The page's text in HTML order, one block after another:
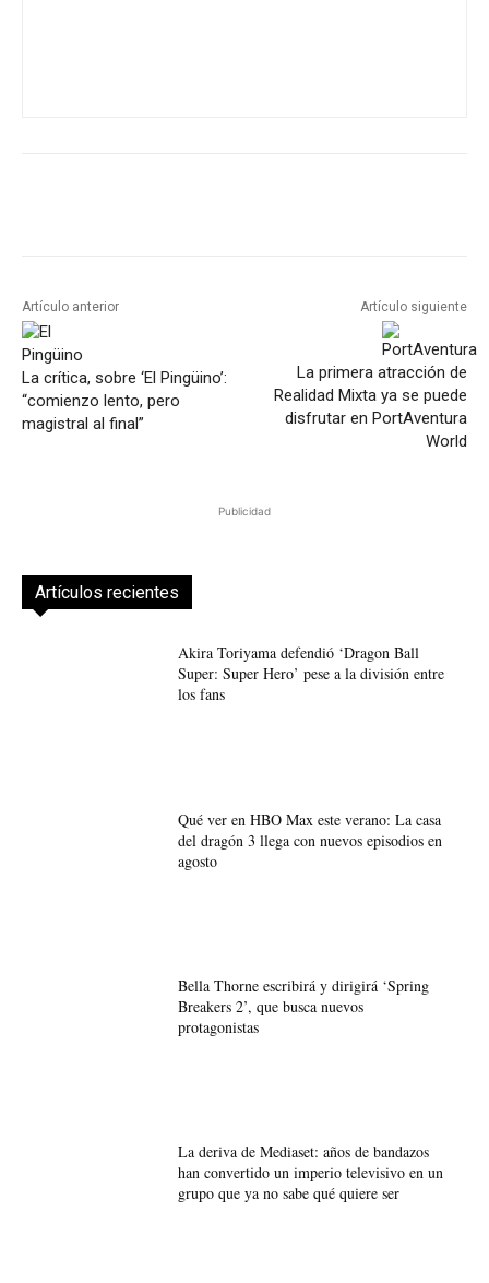
Artículo anterior
La crítica, sobre ‘El Pingüino’:
“comienzo lento, pero
magistral al final”
Artículo siguiente
La primera atracción de
Realidad Mixta ya se puede
disfrutar en PortAventura
World
Publicidad
Artículos recientes
Akira Toriyama defendió ‘Dragon Ball
Super: Super Hero’ pese a la división entre
los fans
Qué ver en HBO Max este verano: La casa
del dragón 3 llega con nuevos episodios en
agosto
Bella Thorne escribirá y dirigirá ‘Spring
Breakers 2’, que busca nuevos
protagonistas
La deriva de Mediaset: años de bandazos
han convertido un imperio televisivo en un
grupo que ya no sabe qué quiere ser